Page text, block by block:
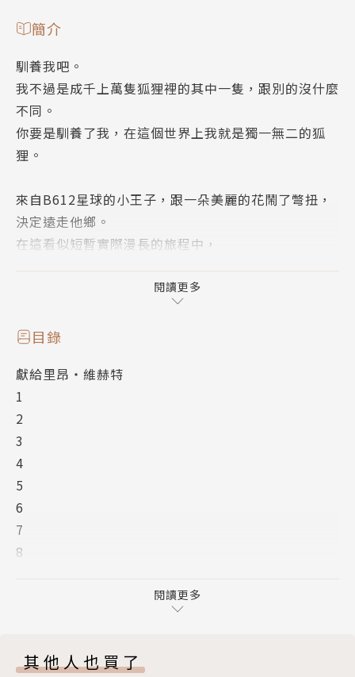
簡介
馴養我吧。
我不過是成千上萬隻狐狸裡的其中一隻，跟別的沒什麼
不同。
你要是馴養了我，在這個世界上我就是獨一無二的狐
狸。
來自B612星球的小王子，跟一朵美麗的花鬧了彆扭，
決定遠走他鄉。
在這看似短暫實際漫長的旅程中，
人、從不出門的地理學家……
還有五千朵跟他心愛的玫瑰一模一樣的花。
心思單純的小王子發現這個世界很寬廣、很有趣，也會
直到狐狸教會他那些重要的事……
「最後，我要送你一個祕密。」狐狸說：
光用眼睛，看不見真正重要的東西。
唯有用心看，才能看得清楚透徹。
作者簡介
安東尼‧聖修伯里（Antoine de Saint-Exupéry）
1900年出生於法國里昂，曾於法國空軍服役，擔任後
作，著作有《南線班機》、《夜航》等。
閱讀更多
目錄
獻給里昂‧維赫特
1
2
3
4
5
6
7
8
13
閱讀更多
其他人也買了